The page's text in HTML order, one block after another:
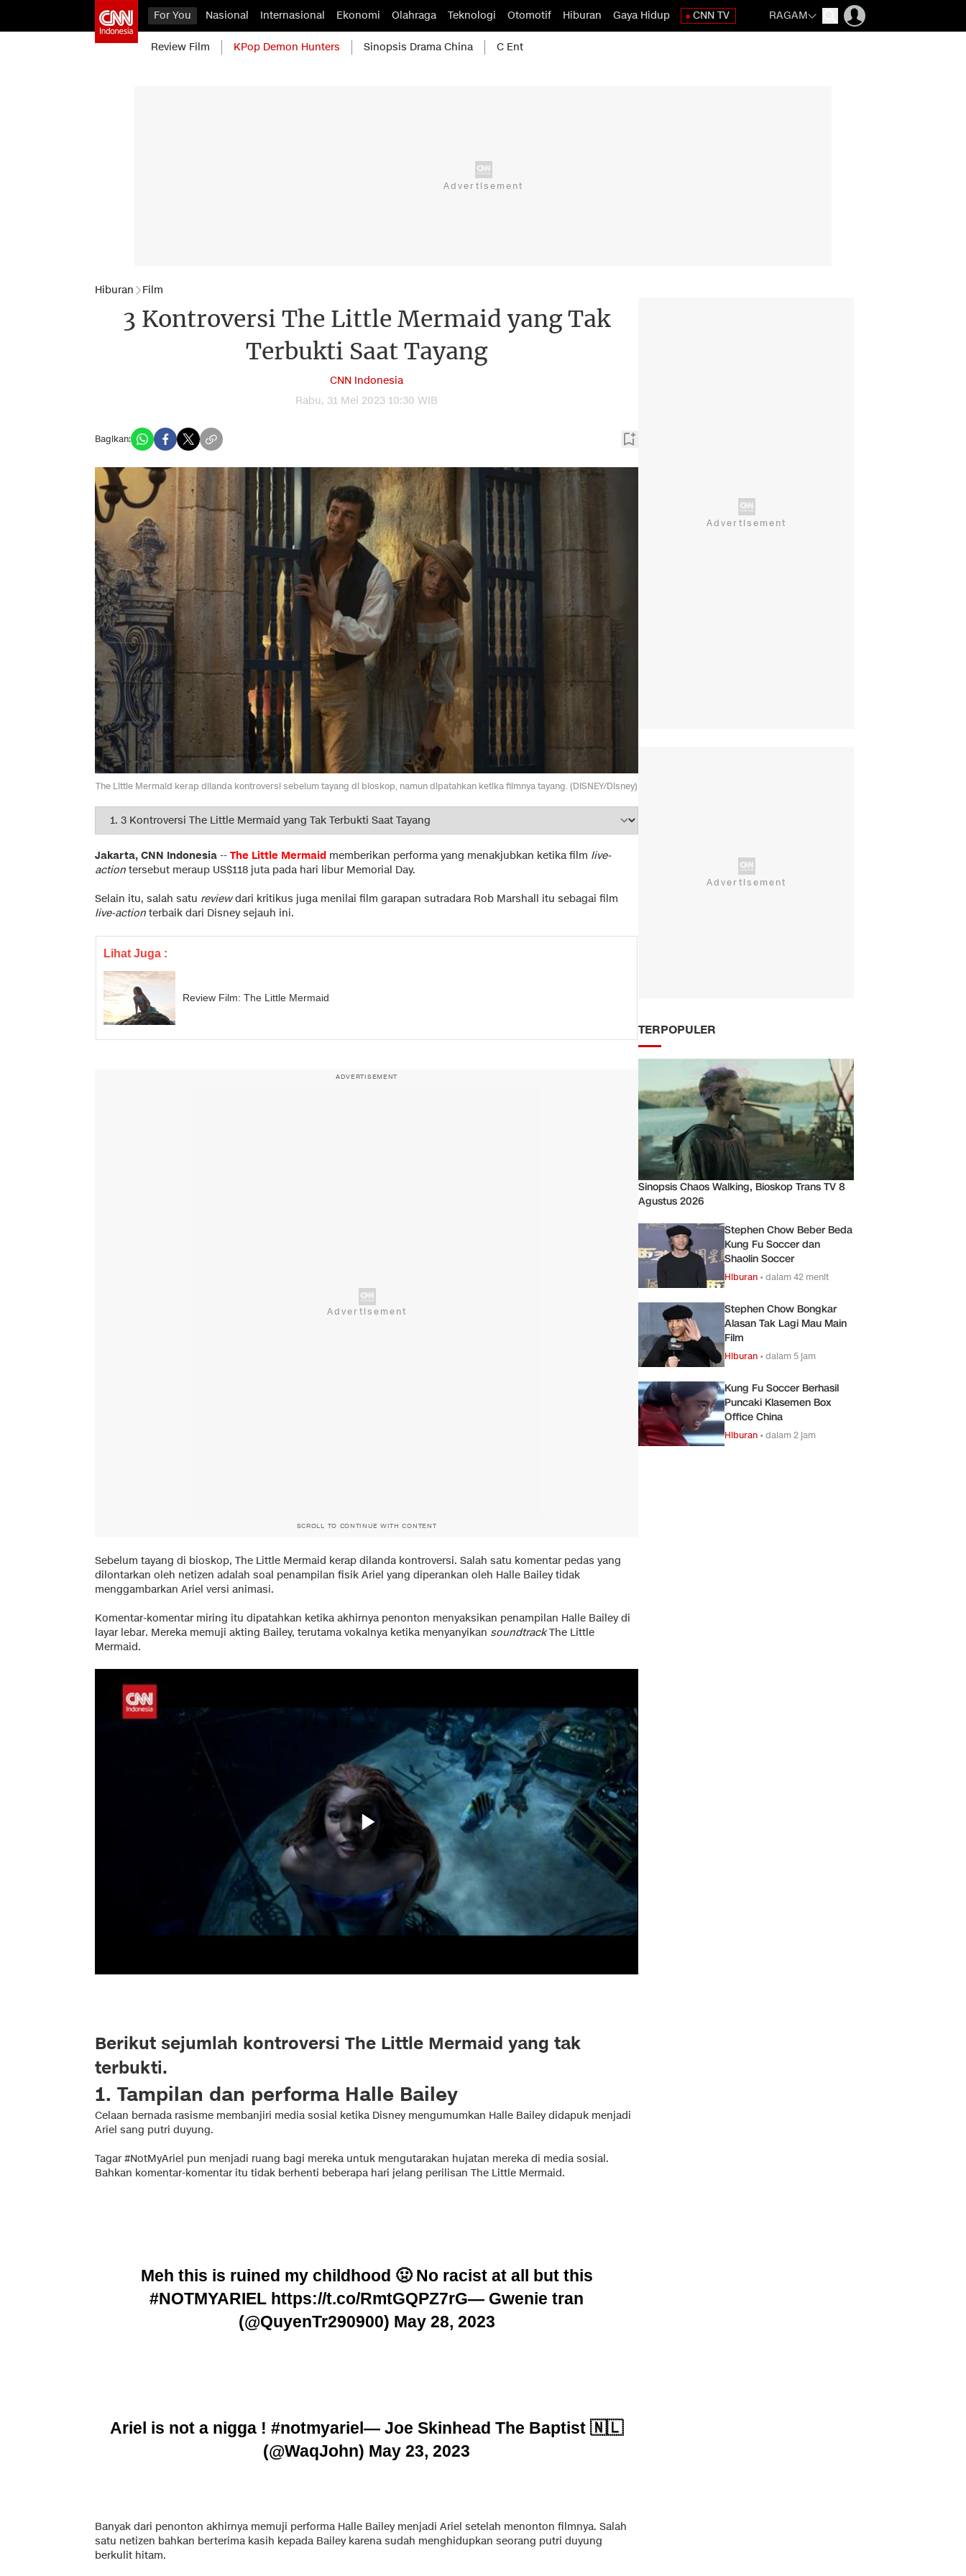
For You Nasional Internasional Ekonomi Olahraga Teknologi Otomotif Hiburan Gaya Hidup CNN TV RAGAM
Review Film KPop Demon Hunters Sinopsis Drama China C Ent
Hiburan Film
3 Kontroversi The Little Mermaid yang Tak
Terbukti Saat Tayang
CNN Indonesia
Rabu, 31 Mei 2023 10:30 WIB
Bagikan:
The Little Mermaid kerap dilanda kontroversi sebelum tayang di bioskop, namun dipatahkan ketika filmnya tayang. (DISNEY/Disney)
Jakarta, CNN Indonesia -- The Little Mermaid memberikan performa yang menakjubkan ketika film live-
action tersebut meraup US$118 juta pada hari libur Memorial Day.
Selain itu, salah satu reviewdari kritikus juga menilai film garapan sutradara Rob Marshall itu sebagai film
live-action terbaik dari Disney sejauh ini.
Lihat Juga :
Review Film: The Little Mermaid
ADVERTISEMENT
SCROLL TO CONTINUE WITH CONTENT
Sebelum tayang di bioskop, The Little Mermaid kerap dilanda kontroversi. Salah satu komentar pedas yang
dilontarkan oleh netizen adalah soal penampilan fisik Ariel yang diperankan oleh Halle Bailey tidak
menggambarkan Ariel versi animasi.
Komentar-komentar miring itu dipatahkan ketika akhirnya penonton menyaksikan penampilan Halle Bailey di
layar lebar. Mereka memuji akting Bailey, terutama vokalnya ketika menyanyikan soundtrackThe Little
Mermaid.
Berikut sejumlah kontroversi The Little Mermaid yang tak
terbukti.
1. Tampilan dan performa Halle Bailey
Celaan bernada rasisme membanjiri media sosial ketika Disney mengumumkan Halle Bailey didapuk menjadi
Ariel sang putri duyung.
Tagar #NotMyAriel pun menjadi ruang bagi mereka untuk mengutarakan hujatan mereka di media sosial.
Bahkan komentar-komentar itu tidak berhenti beberapa hari jelang perilisan The Little Mermaid.
Meh this is ruined my childhood 🤢 No racist at all but this
#NOTMYARIEL https://t.co/RmtGQPZ7rG— Gwenie tran
(@QuyenTr290900) May 28, 2023
Ariel is not a nigga ! #notmyariel— Joe Skinhead The Baptist 🇳🇱
(@WaqJohn) May 23, 2023
Banyak dari penonton akhirnya memuji performa Halle Bailey menjadi Ariel setelah menonton filmnya. Salah
satu netizen bahkan berterima kasih kepada Bailey karena sudah menghidupkan seorang putri duyung
berkulit hitam.
TERPOPULER
Sinopsis Chaos Walking, Bioskop Trans TV 8
Agustus 2026
Stephen Chow Beber Beda
Kung Fu Soccer dan
Shaolin Soccer
Hiburan •dalam 42 menit
Stephen Chow Bongkar
Alasan Tak Lagi Mau Main
Film
Hiburan •dalam 5 jam
Kung Fu Soccer Berhasil
Puncaki Klasemen Box
Office China
Hiburan •dalam 2 jam